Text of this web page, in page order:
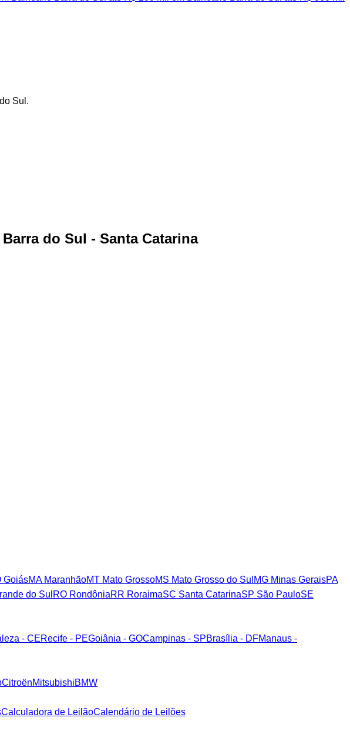
Sul.
do Sul - Santa Catarina
GoiásMAMaranhãoMT Mato GrossoMS Mato Grosso do Sul MG Minas GeraisPA
do Sul RO RondôniaRR RoraimaSC Santa CatarinaSP São PauloSE
- CERecife - PEGoiânia - GOCampinas - SPBrasília - DFManaus -
CitroënMitsubishiBMW
Calculadora de LeilãoCalendário de Leilões